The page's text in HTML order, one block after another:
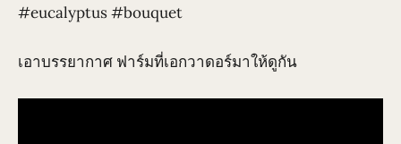
#eucalyptus #bouquet
เอาบรรยากาศ ฟาร์มที่เอกวาดอร์มาให้ดูกัน